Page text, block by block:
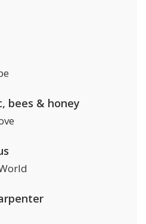
bees & honey